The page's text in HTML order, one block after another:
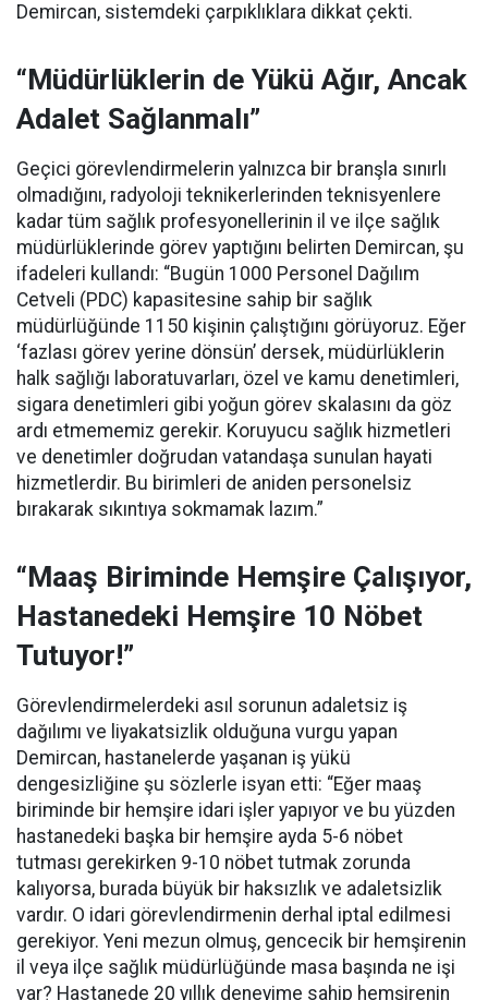
Demircan, sistemdeki çarpıklıklara dikkat çekti.
“Müdürlüklerin de Yükü Ağır, Ancak
Adalet Sağlanmalı”
Geçici görevlendirmelerin yalnızca bir branşla sınırlı
olmadığını, radyoloji teknikerlerinden teknisyenlere
kadar tüm sağlık profesyonellerinin il ve ilçe sağlık
müdürlüklerinde görev yaptığını belirten Demircan, şu
ifadeleri kullandı: “Bugün 1000 Personel Dağılım
Cetveli (PDC) kapasitesine sahip bir sağlık
müdürlüğünde 1150 kişinin çalıştığını görüyoruz. Eğer
‘fazlası görev yerine dönsün’ dersek, müdürlüklerin
halk sağlığı laboratuvarları, özel ve kamu denetimleri,
sigara denetimleri gibi yoğun görev skalasını da göz
ardı etmememiz gerekir. Koruyucu sağlık hizmetleri
ve denetimler doğrudan vatandaşa sunulan hayati
hizmetlerdir. Bu birimleri de aniden personelsiz
bırakarak sıkıntıya sokmamak lazım.”
“Maaş Biriminde Hemşire Çalışıyor,
Hastanedeki Hemşire 10 Nöbet
Tutuyor!”
Görevlendirmelerdeki asıl sorunun adaletsiz iş
dağılımı ve liyakatsizlik olduğuna vurgu yapan
Demircan, hastanelerde yaşanan iş yükü
dengesizliğine şu sözlerle isyan etti: “Eğer maaş
biriminde bir hemşire idari işler yapıyor ve bu yüzden
hastanedeki başka bir hemşire ayda 5-6 nöbet
tutması gerekirken 9-10 nöbet tutmak zorunda
kalıyorsa, burada büyük bir haksızlık ve adaletsizlik
vardır. O idari görevlendirmenin derhal iptal edilmesi
gerekiyor. Yeni mezun olmuş, gencecik bir hemşirenin
il veya ilçe sağlık müdürlüğünde masa başında ne işi
var? Hastanede 20 yıllık deneyime sahip hemşirenin